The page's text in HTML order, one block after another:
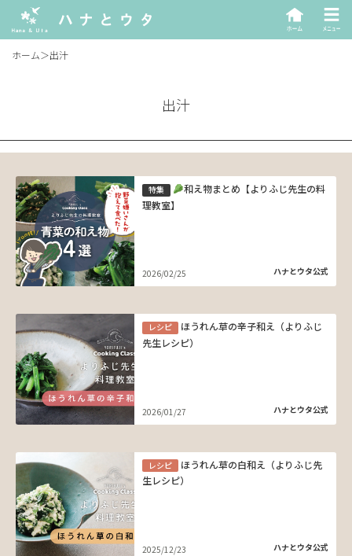
ホーム＞出汁
出汁
特集
和え物まとめ【よりふじ先生の料
理教室】
2026/02/25 ハナとウタ公式
レシピ
ほうれん草の辛子和え（よりふじ
先生レシピ）
2026/01/27 ハナとウタ公式
レシピ
ほうれん草の白和え（よりふじ先
生レシピ）
2025/12/23 ハナとウタ公式